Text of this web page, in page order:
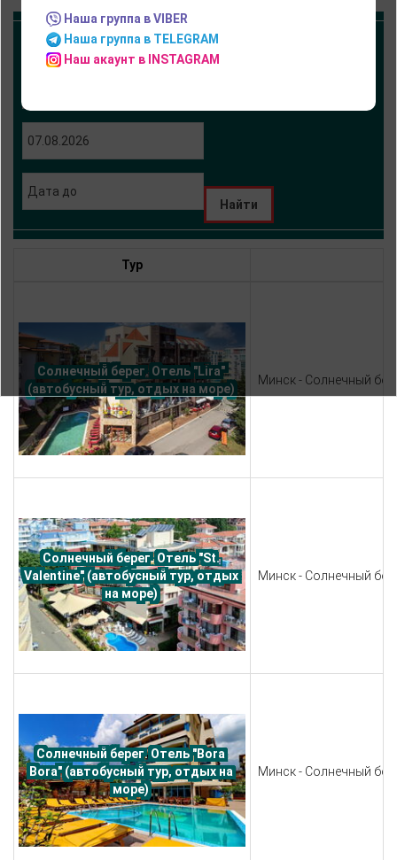
Тур
Солнечный берег. Отель "Lira"
(автобусный тур, отдых на море)
Минск - Солнечный
Солнечный берег. Отель "St.
Valentine" (автобусный тур, отдых
на море)
Минск - Солнечный
Солнечный берег. Отель "Bora
Bora" (автобусный тур, отдых на
море)
Минск - Солнечный
Наша группа в VIBER
Наша группа в TELEGRAM
Наш акаунт в INSTAGRAM